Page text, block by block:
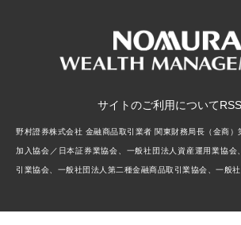
サイトのご利用についてRSS
野村證券株式会社 金融商品取引業者 関東財務局長（金商）
加入協会／日本証券業協会、一般社団法人資産運用業協会
引業協会、一般社団法人第二種金融商品取引業協会、一般